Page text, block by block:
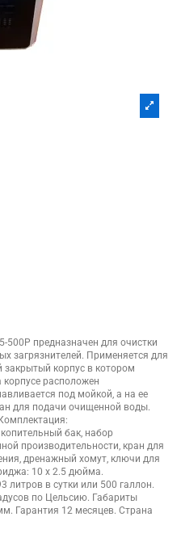
500P предназначен для очистки
загрязнителей. Применяется для
корпус в котором
расположен
под мойкой, а на ее
для подачи очищенной воды.
бак, набор
производительности, кран для
дренажный хомут, ключи для
10 х 2.5 дюйма.
литров в сутки или 500 галлон.
по Цельсию. Габариты
Гарантия 12 месяцев. Страна